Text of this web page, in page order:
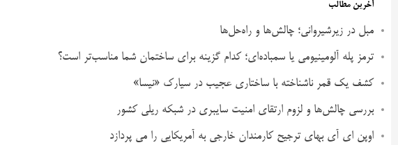
آخرین مطالب
مبل در زیرشیروانی؛ چالش‌ها و راه‌حل‌ها
ترمز پله آلومینیومی یا سمباده‌ای؛ کدام گزینه برای ساختمان شما مناسب‌تر است؟
کشف یک قمر ناشناخته با ساختاری عجیب در سیارک «نیسا»
بررسی چالش‌ها و لزوم ارتقای امنیت سایبری در شبکه ریلی کشور
اوپن ای آی بهای ترجیح کارمندان خارجی به آمریکایی را می پردازد